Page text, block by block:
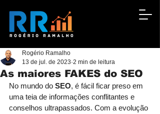
As maiores FAKES do SEO
Rogério Ramalho
13 de jul. de 2023 2 min de leitura
No mundo do SEO, é fácil ficar preso em
uma teia de informações conflitantes e
conselhos ultrapassados. Com a evolução